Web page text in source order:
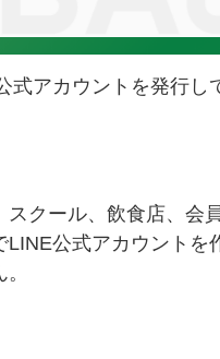
式アカウントを発行し
クール、飲食店、会
公式アカウントを